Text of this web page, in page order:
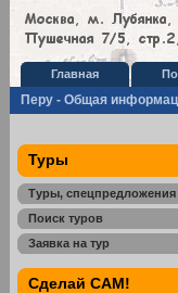
Главная
Перу - Общая
Туры
Туры, спецпредложения
Поиск туров
Заявка на тур
Сделай САМ!